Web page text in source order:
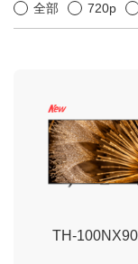
全部 720p
TH-